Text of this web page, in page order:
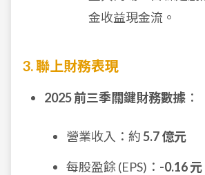
金收益現金流。
3. 聯上財務表現
2025 前三季關鍵財務數據 ：
營業收入：約5.7 億元
每股盈餘 (EPS)： -0.16 元